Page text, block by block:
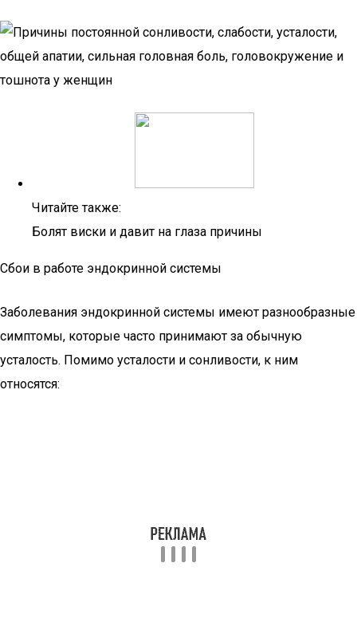
Читайте также:
Болят виски и давит на глаза причины
Сбои в работе эндокринной системы
Заболевания эндокринной системы имеют разнообразные
симптомы, которые часто принимают за обычную
усталость. Помимо усталости и сонливости, к ним
относятся: